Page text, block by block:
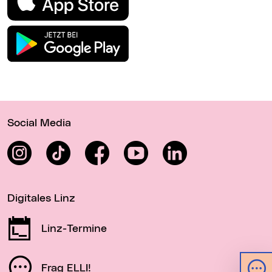
Social Media
InstagramTikTok FacebookYouTube LinkedIn
Digitales Linz
Linz-Termine
Frag ELLI!